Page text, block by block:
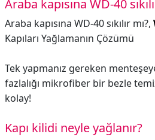
Araba kapısına WD-40
Araba kapısına WD-40 sıkılır mı?,
Kapıları Yağlamanın Çözümü
Tek yapmanız gereken
fazlalığı mikrofiber bir bezle
kolay!
Kapı kilidi neyle yağlanır?